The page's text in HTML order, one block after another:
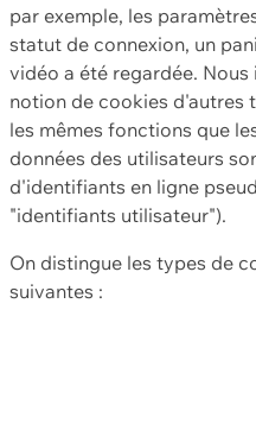
par exemple, les
statut de connexion, un
vidéo a été regardée.
notion de cookies d'autres
les mêmes fonctions que
données des utilisateurs
d'identifiants en ligne
"identifiants utilisateur").
On distingue les types de
suivantes :